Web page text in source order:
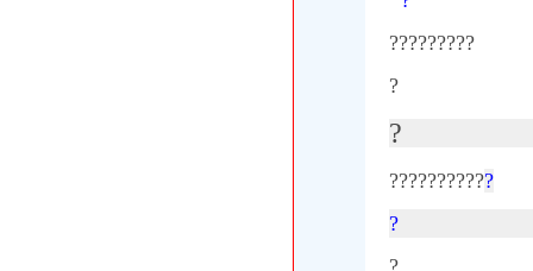
?????????
?
?
???????????
?
?